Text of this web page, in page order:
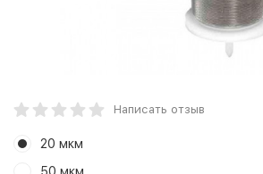
Написать отзыв
20 мкм